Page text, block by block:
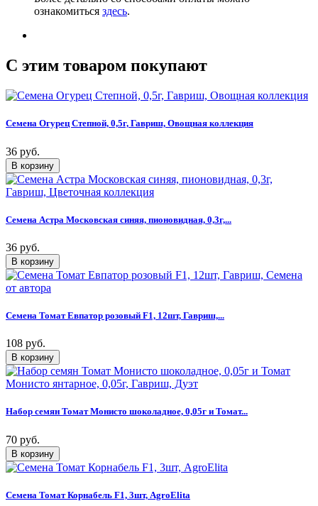
ознакомиться здесь.
C этим товаром покупают
Семена Огурец Степной, 0,5г, Гавриш, Овощная коллекция
36 руб.
Семена Астра Московская синяя, пионовидная, 0,3г,...
36 руб.
Семена Томат Евпатор розовый F1, 12шт, Гавриш,...
108 руб.
Набор семян Томат Монисто шоколадное, 0,05г и Томат...
70 руб.
Семена Томат Корнабель F1, 3шт, AgroElita